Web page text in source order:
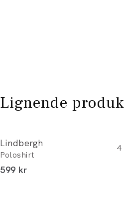
Lignende
Lindbergh
Poloshirt
4
I alt (inkl. rabat)
599 kr